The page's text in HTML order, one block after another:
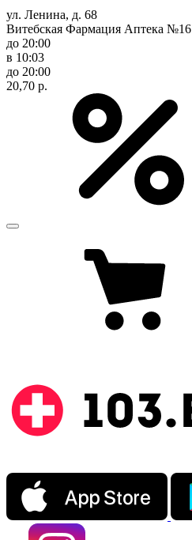
ул. Ленина, д. 68
Витебская Фармация Аптека №16
до 20:00
в 10:03
до 20:00
20,70 р.